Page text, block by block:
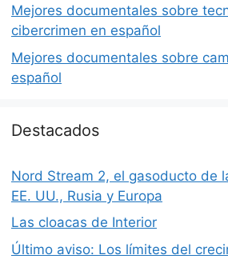
Mejores documentales sobre
cibercrimen en español
Mejores documentales sobre
español
Destacados
Nord Stream 2, el gasoducto de
EE. UU., Rusia y Europa
Las cloacas de Interior
Último aviso: Los límites del